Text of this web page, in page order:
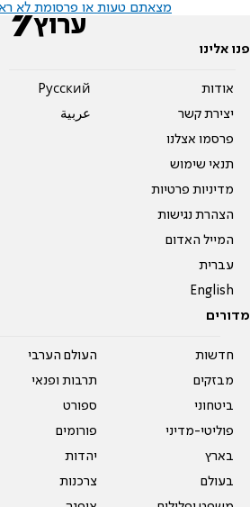
מצאתם טעות או פרסומת לא
פנו אלינו
אודות
יצירת קשר
פרסמו אצלנו
תנאי שימוש
מדיניות פרטיות
הצהרת נגישות
המייל האדום
עברית
English
Pусский
عربية
מדורים
חדשות
מבזקים
ביטחוני
פוליטי-מדיני
בארץ
בעולם
העולם הערבי
תרבות ופנאי
ספורט
פורומים
יהדות
צרכנות